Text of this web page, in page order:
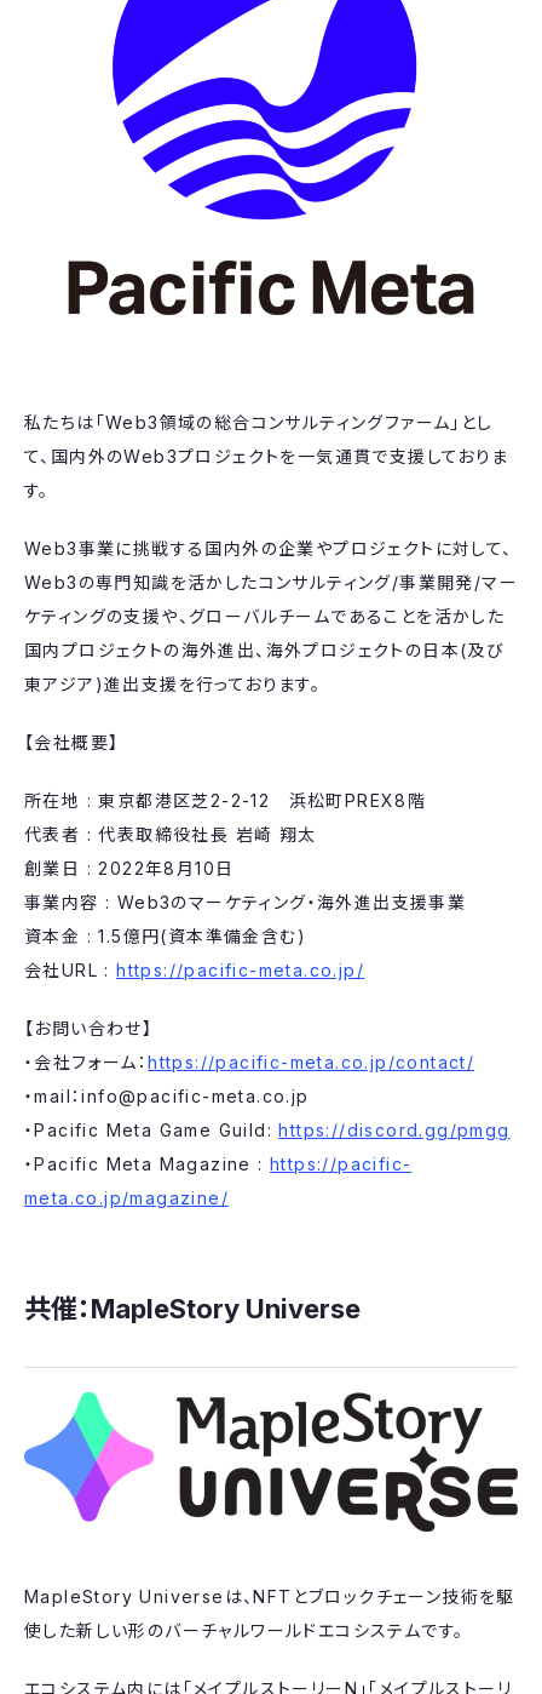
私たちは「Web3領域の総合コンサルティングファーム」とし
て、国内外のWeb3プロジェクトを一気通貫で支援しておりま
す。
Web3事業に挑戦する国内外の企業やプロジェクトに対して、
Web3の専門知識を活かしたコンサルティング/事業開発/マー
ケティングの支援や、グローバルチームであることを活かした
国内プロジェクトの海外進出、海外プロジェクトの日本(及び
東アジア)進出支援を行っております。
【会社概要】
所在地 : 東京都港区芝2-2-12 浜松町PREX8階
代表者 : 代表取締役社長 岩崎 翔太
創業日 : 2022年8月10日
事業内容 : Web3のマーケティング・海外進出支援事業
資本金 : 1.5億円(資本準備金含む)
会社URL :https://pacific-meta.co.jp/
【お問い合わせ】
・会社フォーム：https://pacific-meta.co.jp/contact/
・mail：info@pacific-meta.co.jp
・Pacific Meta Game Guild:https://discord.gg/pmgg
・Pacific Meta Magazine : https://pacific-
meta.co.jp/magazine/
共催：​MapleStory Universe
​MapleStory Universeは、NFTとブロックチェーン技術を駆
使した新しい形のバーチャルワールドエコシステムです。
エコシステム内には「メイプルストーリーN」「メイプルストーリ